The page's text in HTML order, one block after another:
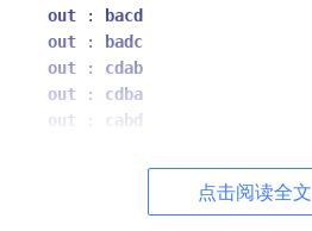
out :
bacd
out :
badc
out : cdab
out : cdba
out :
cabd
点击阅读全文